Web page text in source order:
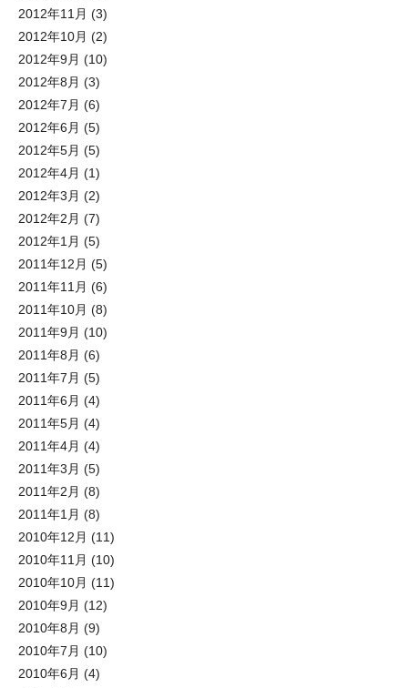
2012年11月 (3)
2012年10月 (2)
2012年9月 (10)
2012年8月 (3)
2012年7月 (6)
2012年6月 (5)
2012年5月 (5)
2012年4月 (1)
2012年3月 (2)
2012年2月 (7)
2012年1月 (5)
2011年12月 (5)
2011年11月 (6)
2011年10月 (8)
2011年9月 (10)
2011年8月 (6)
2011年7月 (5)
2011年6月 (4)
2011年5月 (4)
2011年4月 (4)
2011年3月 (5)
2011年2月 (8)
2011年1月 (8)
2010年12月 (11)
2010年11月 (10)
2010年10月 (11)
2010年9月 (12)
2010年8月 (9)
2010年7月 (10)
2010年6月 (4)